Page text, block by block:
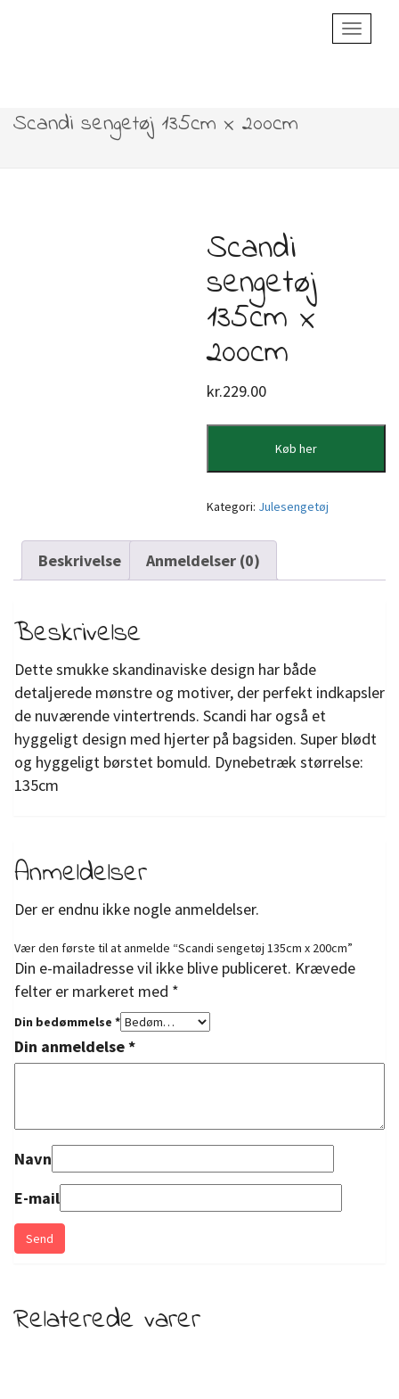
Toggle
Scandi sengetøj 135cm x 200cm
Scandi
sengetøj
135cm x
200cm
kr.229.00
Køb her
Kategori: Julesengetøj
Beskrivelse Anmeldelser (0)
Beskrivelse
Dette smukke skandinaviske design har både
detaljerede mønstre og motiver, der perfekt indkapsler
de nuværende vintertrends. Scandi har også et
hyggeligt design med hjerter på bagsiden. Super blødt
og hyggeligt børstet bomuld. Dynebetræk størrelse:
135cm
Anmeldelser
Der er endnu ikke nogle anmeldelser.
Vær den første til at anmelde “Scandi sengetøj 135cm x 200cm”
Din e-mailadresse vil ikke blive publiceret. Krævede
felter er markeret med *
Din bedømmelse *
Din anmeldelse*
Navn
E-mail
Relaterede varer